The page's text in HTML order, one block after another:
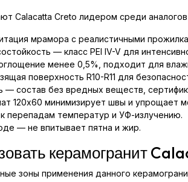
Calacatta Creto лидером среди
мрамора с реалистичными
— класс PEI IV-V для
менее 0,5%, подходит для
поверхность R10-R11 для
— состав без вредных веществ,
120x60 минимизирует швы и упрощает
перепадам температур и УФ-излучению.
— не впитывает пятна и жир.
керамогранит
зоны применения данного